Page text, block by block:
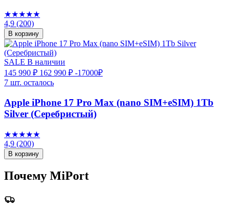
★★★★★
4,9 (200)
В корзину
SALE В наличии
145 990 ₽ 162 990 ₽ -17000₽
7 шт. осталось
Apple iPhone 17 Pro Max (nano SIM+eSIM) 1Tb
Silver (Серебристый)
★★★★★
4,9 (200)
В корзину
Почему MiPort